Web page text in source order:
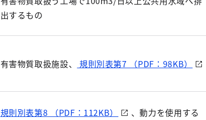
出するもの
有害物質取扱施設、 規則別表第7 （PDF：98KB）
規則別表第8 （PDF：112KB）
、動力を使用する